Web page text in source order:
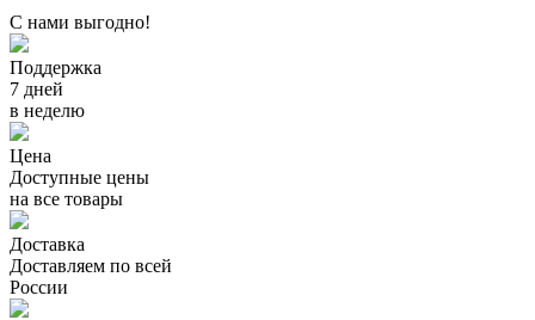
С нами выгодно!
Поддержка
7 дней
в неделю
Цена
Доступные цены
на все товары
Доставка
Доставляем по всей
России